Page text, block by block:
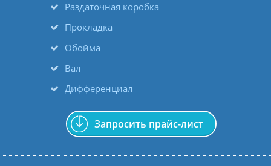
Раздаточная коробка
Прокладка
Обойма
Вал
Дифференциал
Запросить прайс-лист